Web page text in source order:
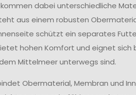
dabei unterschiedliche
aus einem robusten
schützt ein separates
hohen Komfort und eignet
Mittelmeer unterwegs sind.
Obermaterial, Membran und